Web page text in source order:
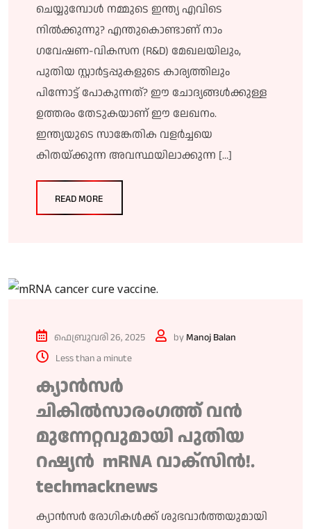
ചെയ്യുമ്പോൾ നമ്മുടെ ഇന്ത്യ എവിടെ
നിൽക്കുന്നു? എന്തുകൊണ്ടാണ് നാം
ഗവേഷണ-വികസന (R&D) മേഖലയിലും,
പുതിയ സ്റ്റാർട്ടപ്പുകളുടെ കാര്യത്തിലും
പിന്നോട്ട് പോകുന്നത്? ഈ ചോദ്യങ്ങൾക്കുള്ള
ഉത്തരം തേടുകയാണ് ഈ ലേഖനം.
ഇന്ത്യയുടെ സാങ്കേതിക വളർച്ചയെ
കിതയ്ക്കുന്ന അവസ്ഥയിലാക്കുന്ന […]
READ MORE
ഫെബ്രുവരി 26, 2025 byManoj Balan
Less than a minute
ക്യാൻസർ
ചികിൽസാരംഗത്ത് വൻ
മുന്നേറ്റവുമായി പുതിയ
റഷ്യൻ mRNA വാക്സിൻ!.
techmacknews
ക്യാൻസർ രോഗികൾക്ക് ശുഭവാർത്തയുമായി